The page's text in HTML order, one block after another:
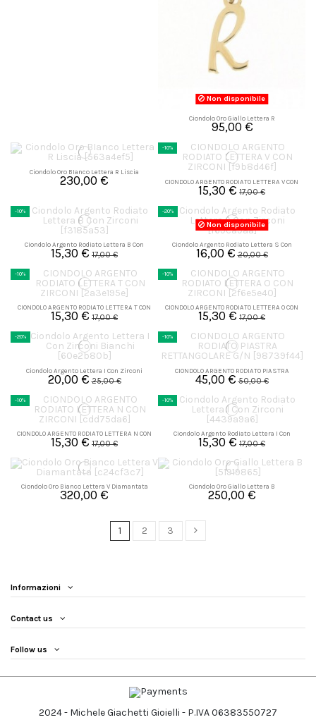
Non disponibile
Ciondolo Oro Giallo Lettera R
95,00 €
Ciondolo Oro BIanco Lettera R Liscia
230,00 €
-10%
CIONDOLO ARGENTO RODIATO LETTERA V CON
ZIRCONI
15,30 € 17,00 €
-10%
Ciondolo Argento Rodiato Lettera B Con
Zirconi
15,30 € 17,00 €
-20%
Non disponibile
Ciondolo Argento Rodiato Lettera S Con
Zirconi
16,00 € 20,00 €
-10%
CIONDOLO ARGENTO RODIATO LETTERA T CON
ZIRCONI
15,30 € 17,00 €
-10%
CIONDOLO ARGENTO RODIATO LETTERA O CON
ZIRCONI
15,30 € 17,00 €
-20%
Ciondolo Argento Lettera I Con Zirconi
Bianchi
20,00 € 25,00 €
-10%
CIONDOLO ARGENTO RODIATO PIASTRA
RETTANGOLARE G/N
45,00 € 50,00 €
-10%
CIONDOLO ARGENTO RODIATO LETTERA N CON
ZIRCONI
15,30 € 17,00 €
-10%
Ciondolo Argento Rodiato Lettera I Con
Zirconi
15,30 € 17,00 €
Ciondolo Oro Bianco Lettera V Diamantata
320,00 €
Ciondolo Oro Giallo Lettera B
250,00 €
1 2 3
Informazioni
Contact us
Follow us
2024 - Michele Giachetti Gioielli - P.IVA 06383550727